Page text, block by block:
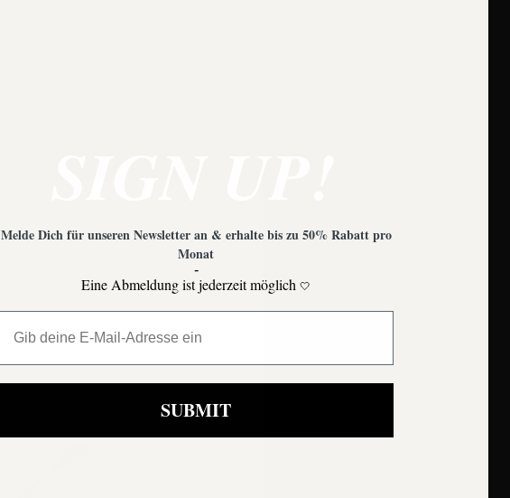
Melde Dich für unseren Newsletter an & erhalte bis zu 50% Rabatt pro
Monat
-
Eine Abmeldung ist jederzeit möglich 🤍
SUBMIT